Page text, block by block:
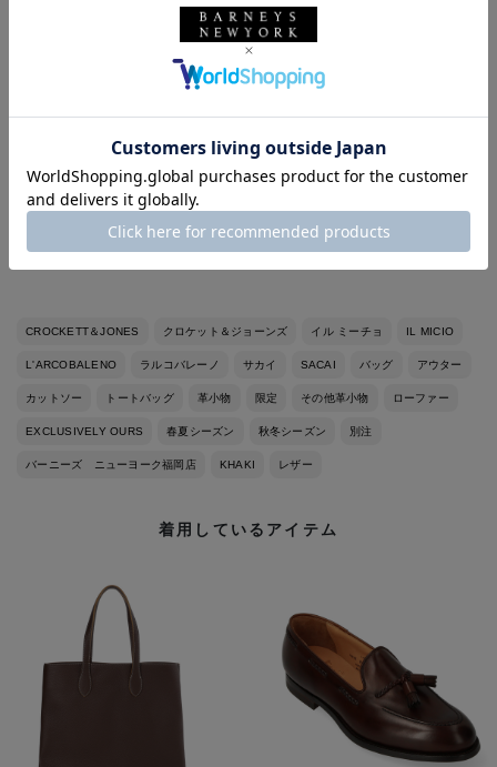
◼︎身長173cm、体重66kg
◼︎ドレスシャツサイズ38
◼︎イタリアサイズ44-46（モデルにより）
◼︎革靴サイズ40,7-7H（モデルにより）
◼︎スニーカーサイズUS9,27cm（大きめに履きます）
CROCKETT＆JONES クロケット＆ジョーンズ イル ミーチョ IL MICIO
L'ARCOBALENO ラルコバレーノ サカイ SACAI バッグ アウター
カットソー トートバッグ 革小物 限定 その他革小物 ローファー
EXCLUSIVELY OURS 春夏シーズン 秋冬シーズン 別注
バーニーズ ニューヨーク福岡店 KHAKI レザー
着用しているアイテム